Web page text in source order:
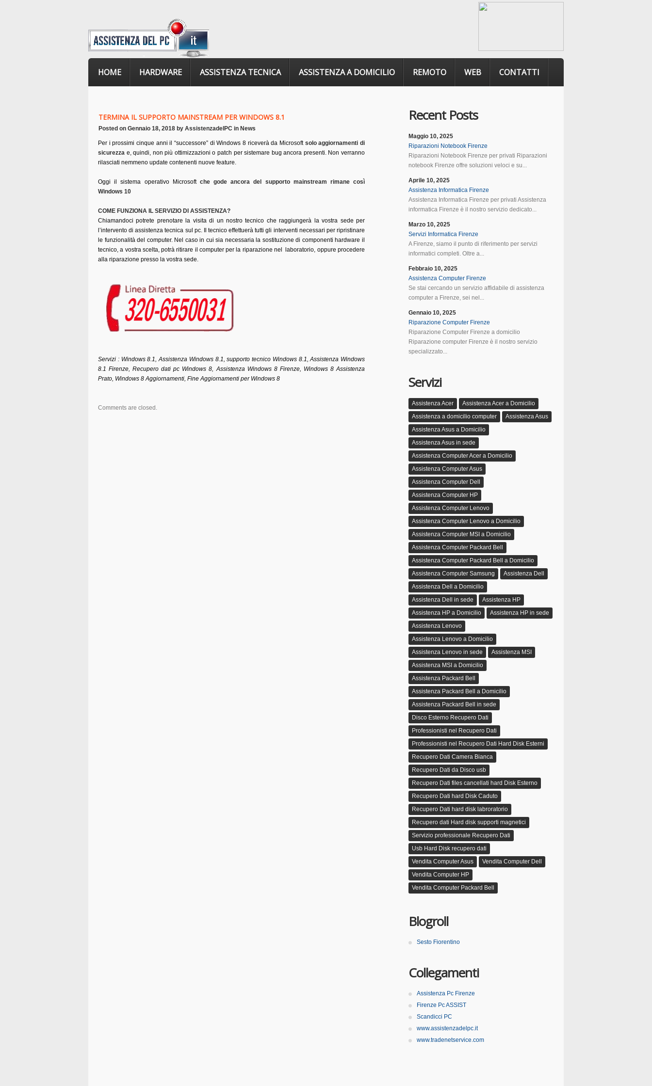
HOME HARDWARE ASSISTENZA TECNICA ASSISTENZA A DOMICILIO REMOTO WEB CONTATTI
TERMINA IL SUPPORTO MAINSTREAM PER WINDOWS 8.1
Posted on Gennaio 18, 2018 by AssistenzadelPC in News
Per i prossimi cinque anni il “successore” di Windows 8 riceverà da Microsoft solo aggiornamenti di
sicurezza e, quindi, non più ottimizzazioni o patch per sistemare bug ancora presenti. Non verranno
rilasciati nemmeno update contenenti nuove feature.
Oggi il sistema operativo Microsoft che gode ancora del supporto mainstream rimane così
Windows 10
COME FUNZIONA IL SERVIZIO DI ASSISTENZA?
Chiamandoci potrete prenotare la visita di un nostro tecnico che raggiungerà la vostra sede per
l’intervento di assistenza tecnica sul pc. Il tecnico effettuerà tutti gli interventi necessari per ripristinare
le funzionalità del computer. Nel caso in cui sia necessaria la sostituzione di componenti hardware il
tecnico, a vostra scelta, potrà ritirare il computer per la riparazione nel laboratorio, oppure procedere
alla riparazione presso la vostra sede.
Servizi : Windows 8.1, Assistenza Windows 8.1, supporto tecnico Windows 8.1, Assistenza Windows
8.1 Firenze, Recupero dati pc Windows 8, Assistenza Windows 8 Firenze, Windows 8 Assistenza
Prato, Windows 8 Aggiornamenti, Fine Aggiornamenti per Windows 8
Comments are closed.
Recent Posts
Maggio 10, 2025
Riparazioni Notebook Firenze
Riparazioni Notebook Firenze per privati Riparazioni
notebook Firenze offre soluzioni veloci e su...
Aprile 10, 2025
Assistenza Informatica Firenze
Assistenza Informatica Firenze per privati Assistenza
informatica Firenze è il nostro servizio dedicato...
Marzo 10, 2025
Servizi Informatica Firenze
A Firenze, siamo il punto di riferimento per servizi
informatici completi. Oltre a...
Febbraio 10, 2025
Assistenza Computer Firenze
Se stai cercando un servizio affidabile di assistenza
computer a Firenze, sei nel...
Gennaio 10, 2025
Riparazione Computer Firenze
Riparazione Computer Firenze a domicilio
Riparazione computer Firenze è il nostro servizio
specializzato...
Servizi
Assistenza Acer
Assistenza Acer a Domicilio
Assistenza a domicilio computer
Assistenza Asus
Assistenza Asus a Domicilio
Assistenza Asus in sede
Assistenza Computer Acer a Domicilio
Assistenza Computer Asus
Assistenza Computer Dell
Assistenza Computer HP
Assistenza Computer Lenovo
Assistenza Computer Lenovo a Domicilio
Assistenza Computer MSI a Domicilio
Assistenza Computer Packard Bell
Assistenza Computer Packard Bell a Domicilio
Assistenza Computer Samsung
Assistenza Dell
Assistenza Dell a Domicilio
Assistenza Dell in sede
Assistenza HP
Assistenza HP a Domicilio
Assistenza HP in sede
Assistenza Lenovo
Assistenza Lenovo a Domicilio
Assistenza Lenovo in sede
Assistenza MSI
Assistenza MSI a Domicilio
Assistenza Packard Bell
Assistenza Packard Bell a Domicilio
Assistenza Packard Bell in sede
Disco Esterno Recupero Dati
Professionisti nel Recupero Dati
Professionisti nel Recupero Dati Hard Disk Esterni
Recupero Dati Camera Bianca
Recupero Dati da Disco usb
Recupero Dati files cancellati hard Disk Esterno
Recupero Dati hard Disk Caduto
Recupero Dati hard disk labroratorio
Recupero dati Hard disk supporti magnetici
Servizio professionale Recupero Dati
Usb Hard Disk recupero dati
Vendita Computer Asus
Vendita Computer Dell
Vendita Computer HP
Vendita Computer Packard Bell
Blogroll
Sesto Fiorentino
Collegamenti
Assistenza Pc Firenze
Firenze Pc ASSIST
Scandicci PC
www.assistenzadelpc.it
www.tradenetservice.com